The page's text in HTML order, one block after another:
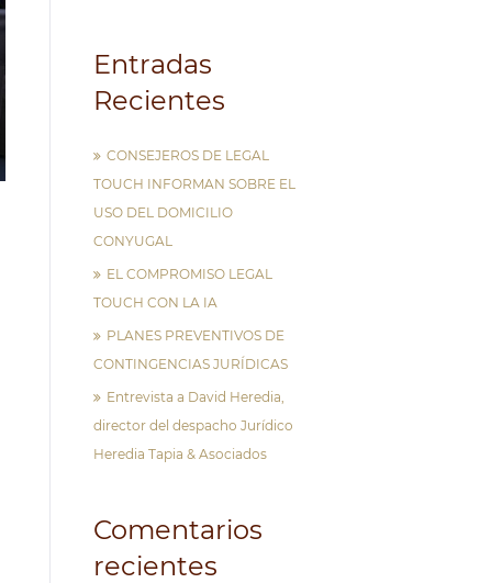
Entradas
Recientes
CONSEJEROS DE LEGAL
TOUCH INFORMAN SOBRE EL
USO DEL DOMICILIO
CONYUGAL
EL COMPROMISO LEGAL
TOUCH CON LA IA
PLANES PREVENTIVOS DE
CONTINGENCIAS JURÍDICAS
Entrevista a David Heredia,
director del despacho Jurídico
Heredia Tapia & Asociados
Comentarios
recientes